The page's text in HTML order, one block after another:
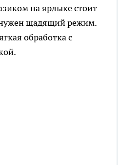
на ярлыке стоит
щадящий режим.
обработка с